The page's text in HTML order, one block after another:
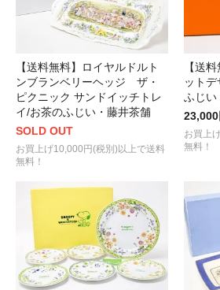
【送料無料】ロイヤルドルト
ンブランベリーヘッジ ザ・
ピクニック サンドイッチトレ
イ/お茶のふじい・藤井茶舗
SOLD OUT
お買上げ10,000円(税別)以上で送料
無料！
【送
ット
ふじい
お買上
無料！